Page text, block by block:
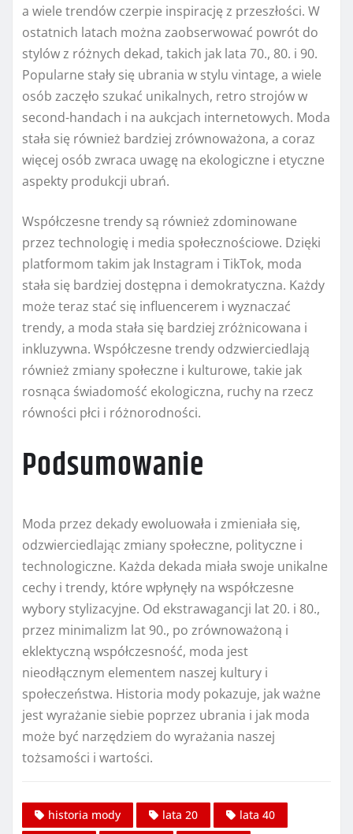
a wiele trendów czerpie inspirację z przeszłości. W
ostatnich latach można zaobserwować powrót do
stylów z różnych dekad, takich jak lata 70., 80. i 90.
Popularne stały się ubrania w stylu vintage, a wiele
osób zaczęło szukać unikalnych, retro strojów w
second-handach i na aukcjach internetowych. Moda
stała się również bardziej zrównoważona, a coraz
więcej osób zwraca uwagę na ekologiczne i etyczne
aspekty produkcji ubrań.
Współczesne trendy są również zdominowane
przez technologię i media społecznościowe. Dzięki
platformom takim jak Instagram i TikTok, moda
stała się bardziej dostępna i demokratyczna. Każdy
może teraz stać się influencerem i wyznaczać
trendy, a moda stała się bardziej zróżnicowana i
inkluzywna. Współczesne trendy odzwierciedlają
również zmiany społeczne i kulturowe, takie jak
rosnąca świadomość ekologiczna, ruchy na rzecz
równości płci i różnorodności.
Podsumowanie
Moda przez dekady ewoluowała i zmieniała się,
odzwierciedlając zmiany społeczne, polityczne i
technologiczne. Każda dekada miała swoje unikalne
cechy i trendy, które wpłynęły na współczesne
wybory stylizacyjne. Od ekstrawagancji lat 20. i 80.,
przez minimalizm lat 90., po zrównoważoną i
eklektyczną współczesność, moda jest
nieodłącznym elementem naszej kultury i
społeczeństwa. Historia mody pokazuje, jak ważne
jest wyrażanie siebie poprzez ubrania i jak moda
może być narzędziem do wyrażania naszej
tożsamości i wartości.
historia mody lata 20
lata 40